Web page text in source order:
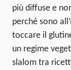
più diffuse e
perché sono
toccare il
un regime
slalom tra